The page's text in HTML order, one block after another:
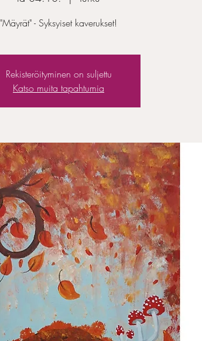
"Mäyrät" - Syksyiset kaverukset!
Rekisteröityminen on suljettu
Katso muita tapahtumia